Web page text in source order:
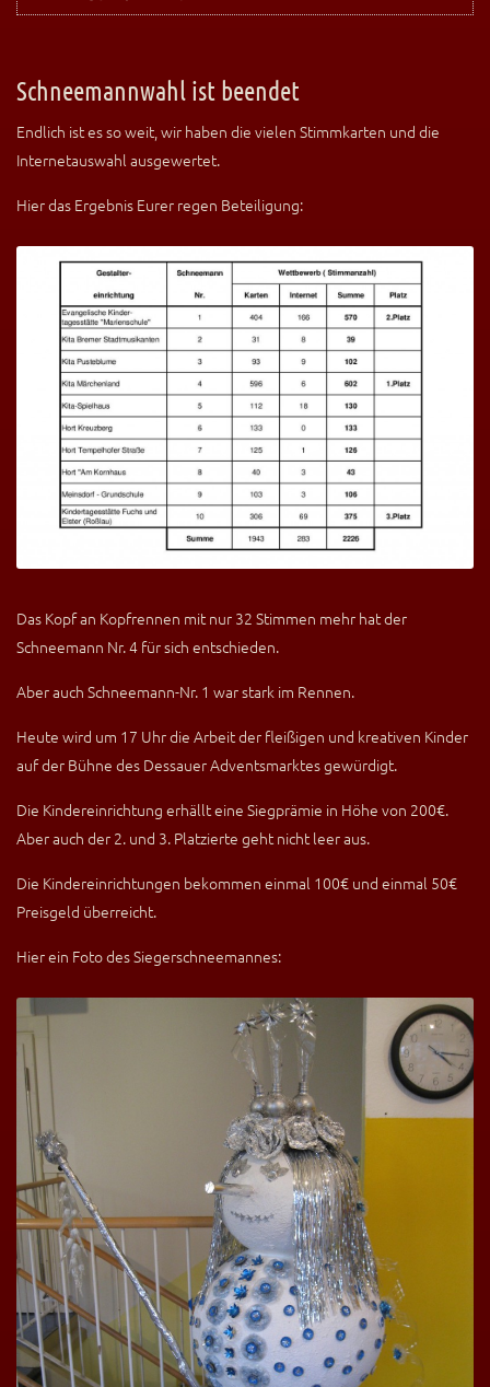
Schneemannwahl ist beendet
Endlich ist es so weit, wir haben die vielen Stimmkarten und die
Internetauswahl ausgewertet.
Hier das Ergebnis Eurer regen Beteiligung:
Das Kopf an Kopfrennen mit nur 32 Stimmen mehr hat der
Schneemann Nr. 4 für sich entschieden.
Aber auch Schneemann-Nr. 1 war stark im Rennen.
Heute wird um 17 Uhr die Arbeit der fleißigen und kreativen Kinder
auf der Bühne des Dessauer Adventsmarktes gewürdigt.
Die Kindereinrichtung erhällt eine Siegprämie in Höhe von 200€.
Aber auch der 2. und 3. Platzierte geht nicht leer aus.
Die Kindereinrichtungen bekommen einmal 100€ und einmal 50€
Preisgeld überreicht.
Hier ein Foto des Siegerschneemannes: